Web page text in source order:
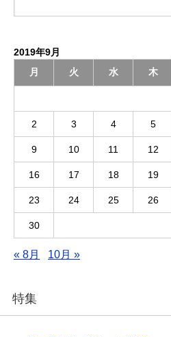
2019年9月
月
火 水 木
2 3 4 5
9 10 11 12
16 17 18 19
23 24 25 26
30
« 8月 10月 »
特集